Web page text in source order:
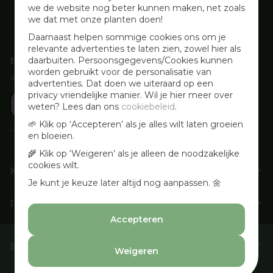
we de website nog beter kunnen maken, net zoals
we dat met onze planten doen!
Daarnaast helpen sommige cookies ons om je
relevante advertenties te laten zien, zowel hier als
daarbuiten. Persoonsgegevens/Cookies kunnen
worden gebruikt voor de personalisatie van
advertenties. Dat doen we uiteraard op een
privacy vriendelijke manier. Wil je hier meer over
weten? Lees dan ons cookiebeleid.
🌱 Klik op ‘Accepteren’ als je alles wilt laten groeien
en bloeien.
🌾 Klik op ‘Weigeren’ als je alleen de noodzakelijke
cookies wilt.
Je kunt je keuze later altijd nog aanpassen. 🌼
Accepteren
Weigeren
Nieuwsbrief aanmelden
Voor wekelijkse aanbiedingen, activiteiten en inspirerende tips
Lees onzePrivacyverklaring
Klantenservice
Info & openingstijden